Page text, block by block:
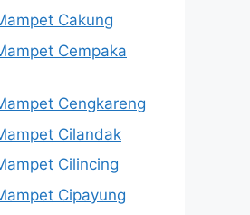
Cakung
Cempaka
Cengkareng
Cilandak
Cilincing
Cipayung